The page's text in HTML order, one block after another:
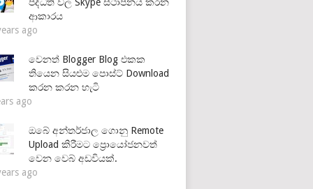
ආකාරය
ago
වෙනත් Blogger Blog එකක
තියෙන සියළුම පොස්ට් Download
කරන කරන හැටි
ago
ඔබේ අන්තර්ජාල ගොනු Remote
Upload කිරීමට ප්‍රොයෝජනවත්
වෙන වෙබ් අඩවියක්.
ago